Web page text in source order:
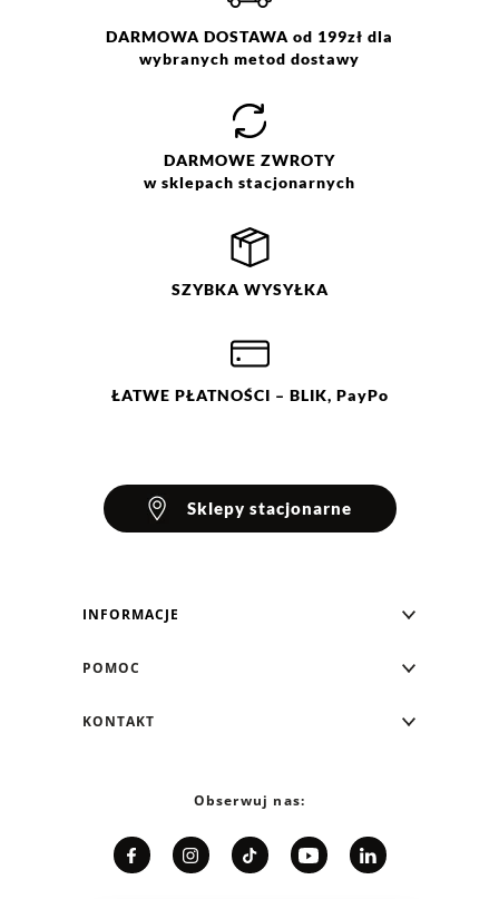
DARMOWA DOSTAWA od 199zł dla
wybranych metod dostawy
DARMOWE ZWROTY
w sklepach stacjonarnych
SZYBKA WYSYŁKA
ŁATWE PŁATNOŚCI – BLIK, PayPo
Sklepy stacjonarne
INFORMACJE
Klub Greenpoint
Współpraca
POMOC
Zwrot/Wymiana
KONTAKT
Telefon: 12 287 07 07
Pn. - pt.: 8:00 - 15:00
Relacje inwestorskie
Obserwuj nas: